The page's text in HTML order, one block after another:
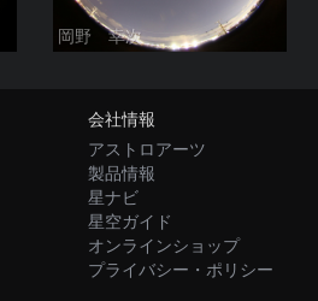
岡野 幸次
会社情報
アストロアーツ
製品情報
星ナビ
星空ガイド
オンラインショップ
プライバシー・ポリシー